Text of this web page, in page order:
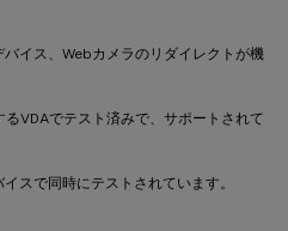
イス、Webカメラのリダイレクトが機
VDAでテスト済みで、サポートされて
スで同時にテストされています。